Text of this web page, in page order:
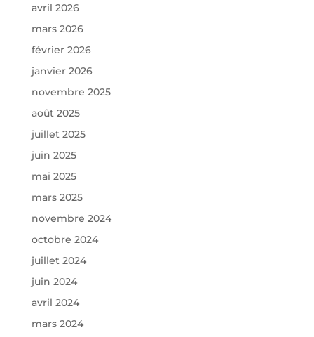
avril 2026
mars 2026
février 2026
janvier 2026
novembre 2025
août 2025
juillet 2025
juin 2025
mai 2025
mars 2025
novembre 2024
octobre 2024
juillet 2024
juin 2024
avril 2024
mars 2024